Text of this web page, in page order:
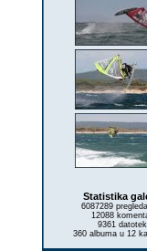
Statistika
6087289
12088
9361
360 albuma u 12